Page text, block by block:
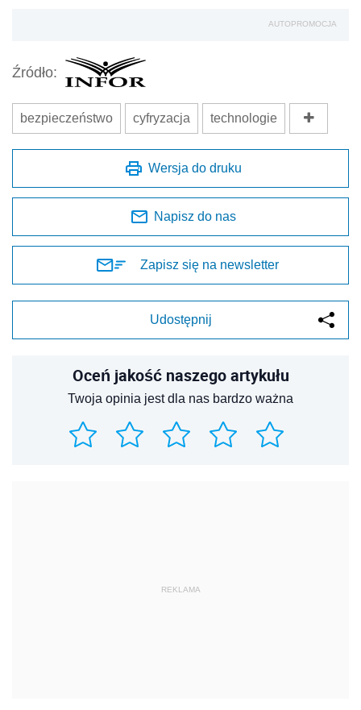
AUTOPROMOCJA
Źródło:
bezpieczeństwo cyfryzacja technologie
Wersja do druku
Napisz do nas
Zapisz się na newsletter
Udostępnij
Oceń jakość naszego artykułu
Twoja opinia jest dla nas bardzo ważna
REKLAMA